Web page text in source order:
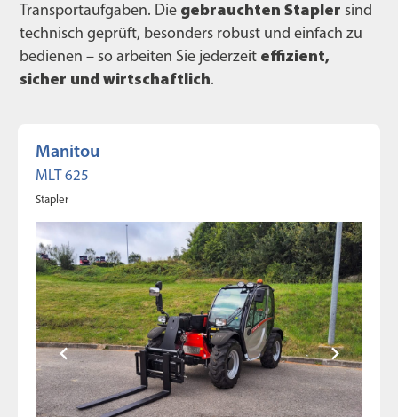
Transportaufgaben. Die gebrauchten Stapler sind
technisch geprüft, besonders robust und einfach zu
bedienen – so arbeiten Sie jederzeit effizient,
sicher und wirtschaftlich.
Manitou
MLT 625
Stapler